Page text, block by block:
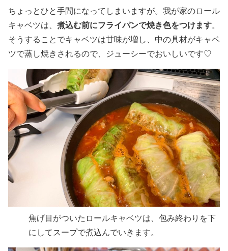
ちょっとひと手間になってしまいますが。我が家のロール
キャベツは、 煮込む前にフライパンで焼き色をつけます。
そうすることでキャベツは甘味が増し、中の具材がキャベ
ツで蒸し焼きされるので、ジューシーでおいしいです♡
焦げ目がついたロールキャベツは、包み終わりを下
にしてスープで煮込んでいきます。